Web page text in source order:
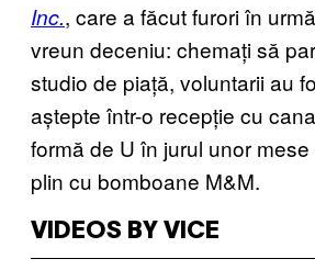
Inc., care a făcut furori în
vreun deceniu: chemați să
studio de piață, voluntarii au
aștepte într-o recepție cu
formă de U în jurul unor
plin cu bomboane M&M.
VIDEOS BY VICE